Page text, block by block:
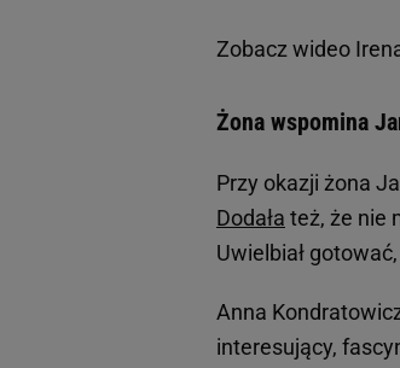
Zobacz wideo
Żona wspomina
Przy okazji żona
Dodała też, że nie
Uwielbiał
Anna
interesujący,